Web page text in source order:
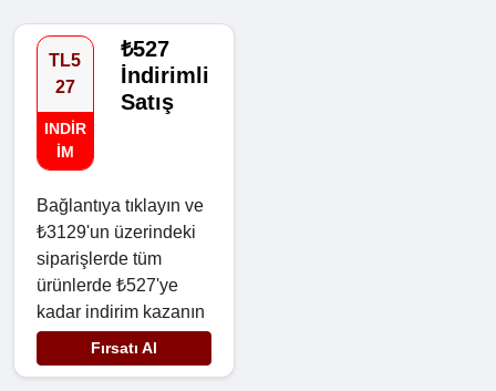
TL5
27
INDIR
IM
₺527
İndirimli
Satış
Bağlantıya tıklayın ve
₺3129'un üzerindeki
siparişlerde tüm
ürünlerde ₺527'ye
kadar indirim kazanın
Fırsatı Al